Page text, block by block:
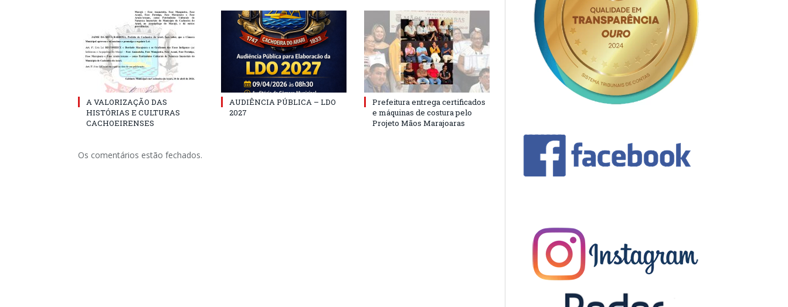
A VALORIZAÇÃO DAS
HISTÓRIAS E CULTURAS
CACHOEIRENSES
AUDIÊNCIA PÚBLICA – LDO
2027
Prefeitura entrega certificados
e máquinas de costura pelo
Projeto Mãos Marajoaras
Os comentários estão fechados.